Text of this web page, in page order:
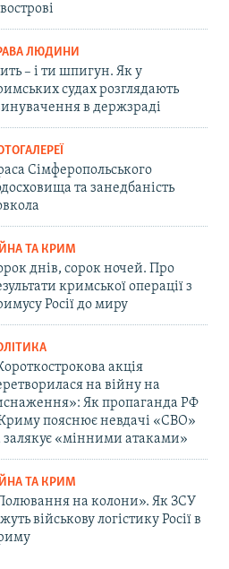
ЛЮДИНИ
– і ти шпигун. Як у
судах розглядають
в держзраді
Сімферопольського
та занедбаність
ТА КРИМ
днів, сорок ночей. Про
кримської операції з
Росії до миру
акція
на війну на
Як пропаганда РФ
пояснює невдачі «СВО»
залякує «мінними атаками»
ТА КРИМ
на колони». Як ЗСУ
військову логістику Росії в